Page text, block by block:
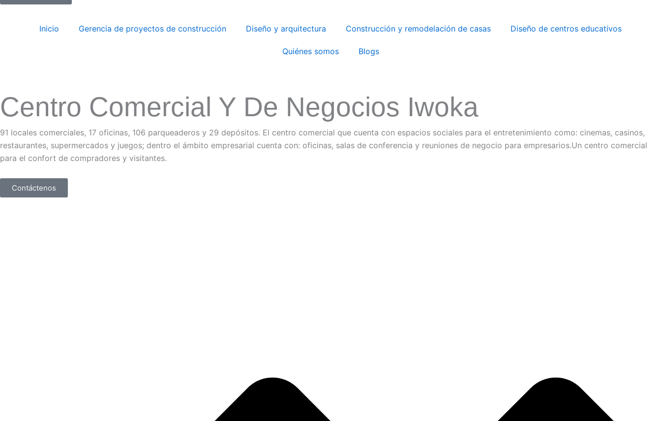
Inicio Gerencia de proyectos de construcción Diseño y arquitectura Construcción y remodelación de casas Diseño de centros educativos
Quiénes somos Blogs
Centro Comercial Y De Negocios Iwoka
91 locales comerciales, 17 oficinas, 106 parqueaderos y 29 depósitos. El centro comercial que cuenta con espacios sociales para el entretenimiento como: cinemas, casinos,
restaurantes, supermercados y juegos; dentro el ámbito empresarial cuenta con: oficinas, salas de conferencia y reuniones de negocio para empresarios.Un centro comercial
para el confort de compradores y visitantes.
Contáctenos